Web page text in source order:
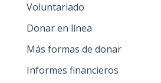
Voluntariado
Donar en línea
Más formas de donar
Informes financieros